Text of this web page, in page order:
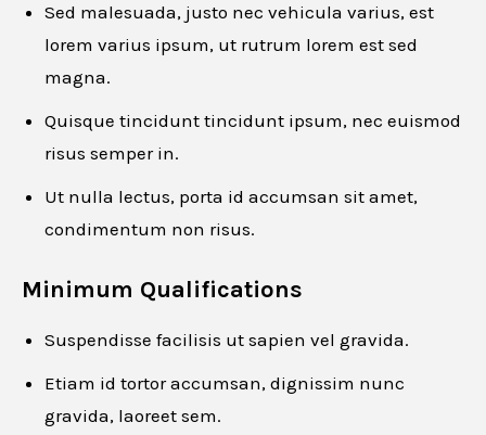
Sed malesuada, justo nec vehicula varius, est
lorem varius ipsum, ut rutrum lorem est sed
magna.
Quisque tincidunt tincidunt ipsum, nec euismod
risus semper in.
Ut nulla lectus, porta id accumsan sit amet,
condimentum non risus.
Minimum Qualifications
Suspendisse facilisis ut sapien vel gravida.
Etiam id tortor accumsan, dignissim nunc
gravida, laoreet sem.